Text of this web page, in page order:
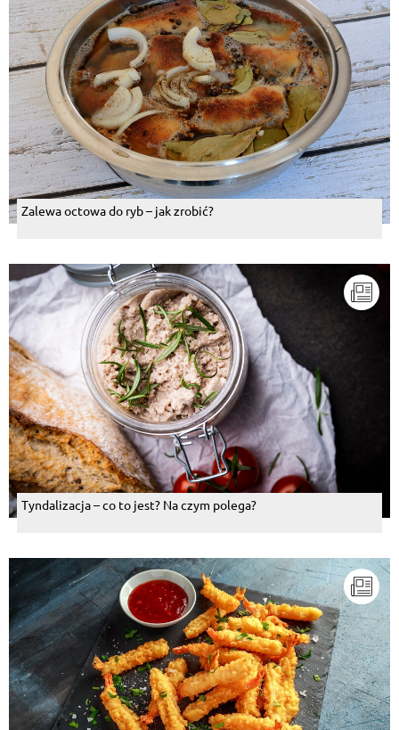
Zalewa octowa do ryb – jak zrobić?
Tyndalizacja – co to jest? Na czym polega?